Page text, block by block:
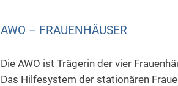
AWO – FRAUENHÄUSER
Die AWO ist Trägerin der vier
Das Hilfesystem der stationären